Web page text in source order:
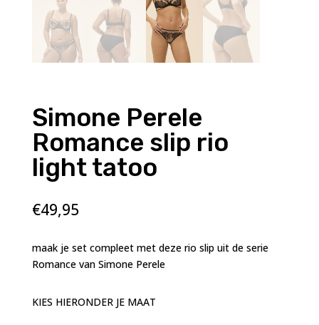
Simone Perele
Romance slip rio
light tatoo
€49,95
maak je set compleet met deze rio slip uit de serie
Romance van Simone Perele
KIES HIERONDER JE MAAT